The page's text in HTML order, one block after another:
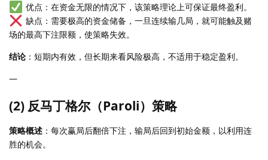
优点：在资金无限的情况下，该策略理论上可保证最终盈利。
缺点：需要极高的资金储备，一旦连续输几局，就可能触及赌
场的最高下注限额，使策略失效。
结论 ：短期内有效，但长期来看风险极高，不适用于稳定盈利。
—
(2) 反马丁格尔（Paroli）策略
策略概述 ：每次赢局后翻倍下注，输局后回到初始金额，以利用连
胜的机会。